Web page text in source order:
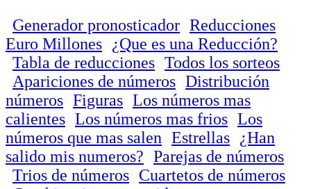
Generador pronosticador Reducciones
Euro Millones
¿Que es una Reducción?
Tabla de reducciones Todos los sorteos
Apariciones de números Distribución
números Figuras Los números mas
calientes Los números mas frios Los
números que mas salen Estrellas
¿Han
salido mis numeros? Parejas de números
Trios de números Cuartetos de números